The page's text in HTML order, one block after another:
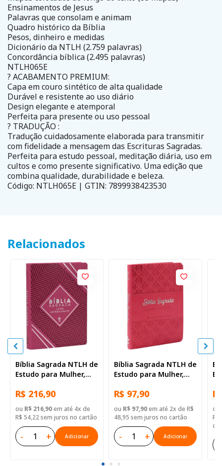
Ensinamentos de Jesus
Palavras que consolam e animam
Quadro histórico da Bíblia
Pesos, dinheiro e medidas
Dicionário da NTLH (2.759 palavras)
Concordância bíblica (2.495 palavras)
NTLH065E
? ACABAMENTO PREMIUM:
Capa em couro sintético de alta qualidade
Durável e resistente ao uso diário
Design elegante e atemporal
Perfeita para presente ou uso pessoal
? TRADUÇÃO :
Tradução cuidadosamente elaborada para transmitir
com fidelidade a mensagem das Escrituras Sagradas.
Perfeita para estudo pessoal, meditação diária, uso em
cultos e como presente significativo. Uma edição que
combina qualidade, durabilidade e beleza.
Código: NTLH065E | GTIN: 7899938423530
Relacionados
Bíblia Sagrada NTLH de
Estudo para Mulher,
com índice,, com mapa,
Capa Couro Sintético
Rosa
R$ 216,90
ou R$ 216,90em até 4x de
R$ 54,22 sem juros no cartão
- + Adicionar
Bíblia Sagrada NTLH de
Estudo para Mulher,
mapa, Capa Couro
Sintético Rosa
R$ 97,90
ou R$ 97,90em até 2x de R$
48,95 sem juros no cartão
- + Adicionar
ou
R$